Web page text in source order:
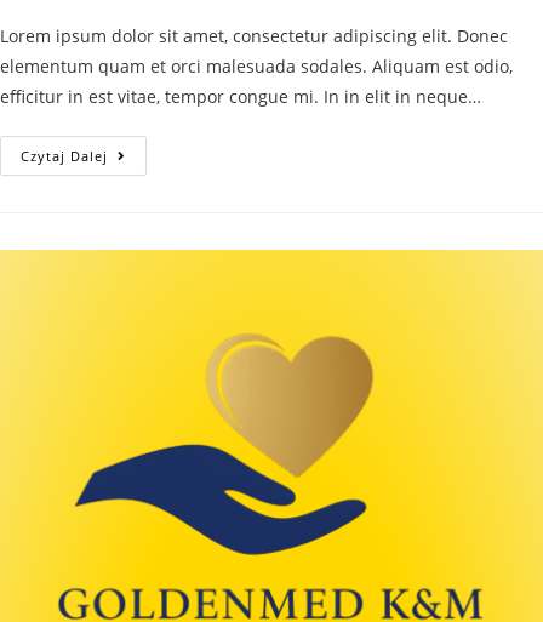
Lorem ipsum dolor sit amet, consectetur adipiscing elit. Donec
elementum quam et orci malesuada sodales. Aliquam est odio,
efficitur in est vitae, tempor congue mi. In in elit in neque…
Czytaj Dalej